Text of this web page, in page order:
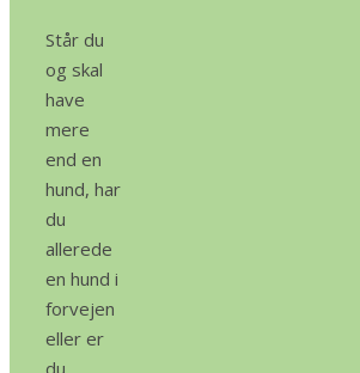
Står du
og skal
have
mere
end en
hund, har
du
allerede
en hund i
forvejen
eller er